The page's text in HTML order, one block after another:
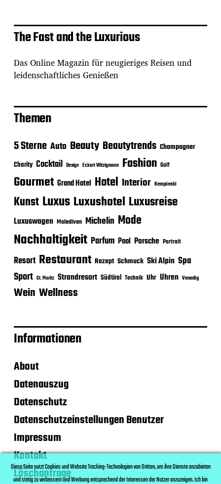
The Fast and the Luxurious
Das Online Magazin für neugieriges Reisen und
leidenschaftliches Genießen
Themen
5 Sterne Auto Beauty Beautytrends Champagner
Charity Cocktail Design Eckart Witzigmann Fashion Golf
Gourmet Grand Hotel Hotel Interior Kempinski
Kunst Luxus Luxushotel Luxusreise
Luxuswagen Malediven Michelin Mode
Nachhaltigkeit Parfum Pool Porsche Portrait
Resort Restaurant Rezept Schmuck Ski Alpin Spa
Sport St. Moritz Strandresort Südtirol Technik Uhr Uhren Venedig
Wein Wellness
Informationen
About
Datenauszug
Datenschutz
Datenschutzeinstellungen Benutzer
Impressum
Kontakt
Löschanfrage
Diese Seite nutzt Cookies und Website Tracking-Technologien von Dritten, um ihre Dienste anzubieten
und stetig zu verbessern und Werbung entsprechend der Interessen der Nutzer anzuzeigen. Ich bin